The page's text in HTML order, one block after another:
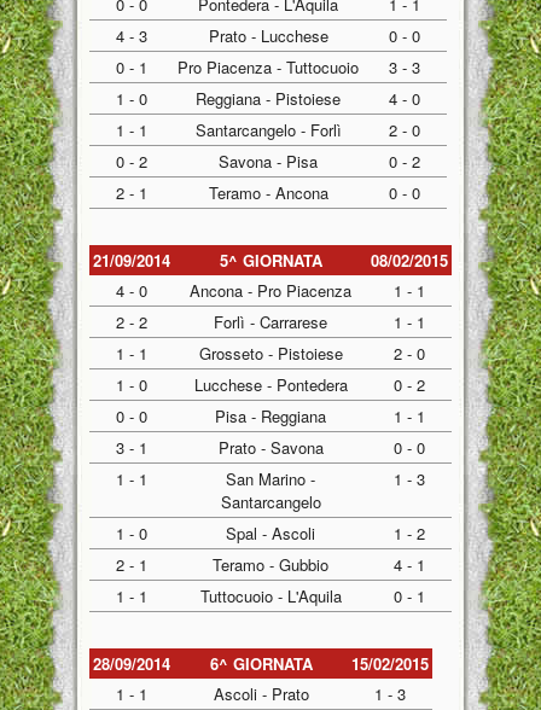
4 - 3
Prato - Lucchese
0 - 0
0 - 1
Pro Piacenza - Tuttocuoio
3 - 3
1 - 0
Reggiana - Pistoiese
4 - 0
1 - 1
Santarcangelo - Forlì
2 - 0
0 - 2
Savona - Pisa
0 - 2
2 - 1
Teramo - Ancona 0 - 0
21/09/2014 5^ GIORNATA
08/02/2015
4 - 0
Ancona - Pro Piacenza
1 - 1
2 - 2
Forlì - Carrarese
1 - 1
1 - 1
Grosseto - Pistoiese
2 - 0
1 - 0
Lucchese - Pontedera
0 - 2
0 - 0
Pisa - Reggiana
1 - 1
3 - 1
Prato - Savona
0 - 0
1 - 1
San Marino -
Santarcangelo
1 - 3
1 - 0 Spal - Ascoli
1 - 2
2 - 1
Teramo - Gubbio
4 - 1
1 - 1
Tuttocuoio - L'Aquila 0 - 1
28/09/2014 6^ GIORNATA
15/02/2015
1 - 1
Ascoli - Prato
1 - 3